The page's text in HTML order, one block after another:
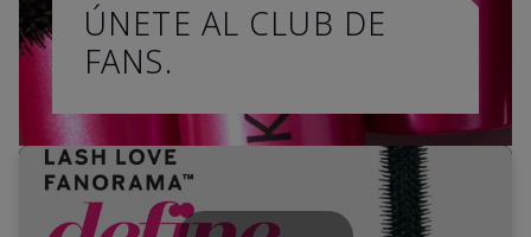
ÚNETE AL CLUB DE
FANS.